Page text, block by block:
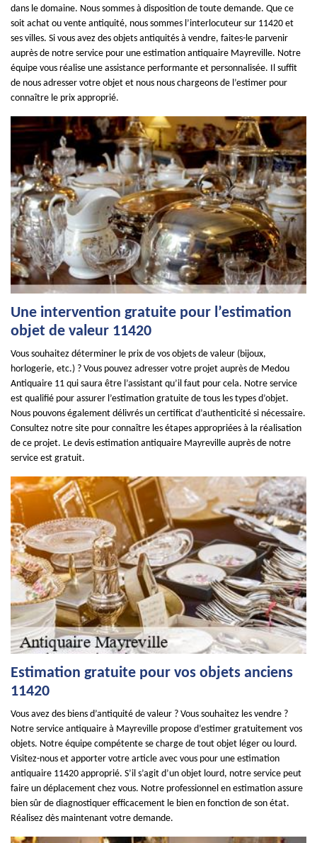
dans le domaine. Nous sommes à disposition de toute demande. Que ce
soit achat ou vente antiquité, nous sommes l’interlocuteur sur 11420 et
ses villes. Si vous avez des objets antiquités à vendre, faites-le parvenir
auprès de notre service pour une estimation antiquaire Mayreville. Notre
équipe vous réalise une assistance performante et personnalisée. Il suffit
de nous adresser votre objet et nous nous chargeons de l’estimer pour
connaître le prix approprié.
Une intervention gratuite pour l’estimation
objet de valeur 11420
Vous souhaitez déterminer le prix de vos objets de valeur (bijoux,
horlogerie, etc.) ? Vous pouvez adresser votre projet auprès de Medou
Antiquaire 11 qui saura être l’assistant qu’il faut pour cela. Notre service
est qualifié pour assurer l’estimation gratuite de tous les types d’objet.
Nous pouvons également délivrés un certificat d’authenticité si nécessaire.
Consultez notre site pour connaître les étapes appropriées à la réalisation
de ce projet. Le devis estimation antiquaire Mayreville auprès de notre
service est gratuit.
Estimation gratuite pour vos objets anciens
11420
Vous avez des biens d’antiquité de valeur ? Vous souhaitez les vendre ?
Notre service antiquaire à Mayreville propose d’estimer gratuitement vos
objets. Notre équipe compétente se charge de tout objet léger ou lourd.
Visitez-nous et apporter votre article avec vous pour une estimation
antiquaire 11420 approprié. S’il s’agit d’un objet lourd, notre service peut
faire un déplacement chez vous. Notre professionnel en estimation assure
bien sûr de diagnostiquer efficacement le bien en fonction de son état.
Réalisez dès maintenant votre demande.